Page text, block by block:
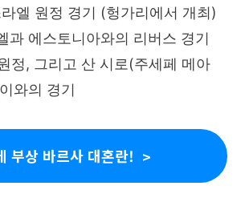
엘 원정 경기 (헝가리에서 개최)
과 에스토니아와의 리버스 경기
정, 그리고 산 시로(주세페 메아
와의 경기
부상 바르사 대혼란!